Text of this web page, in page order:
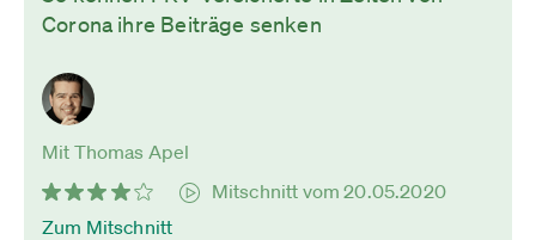
Corona ihre Beiträge senken
Mit Thomas Apel
Mitschnitt vom 20.05.2020
Zum Mitschnitt